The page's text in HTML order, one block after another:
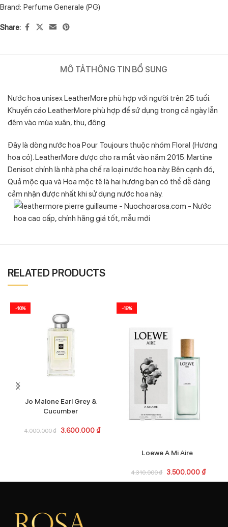
Brand: Perfume Generale (PG)
Share:
MÔ TẢTHÔNG TIN BỔ SUNG
Nước hoa unisex LeatherMore phù hợp với người trên 25 tuổi.
Khuyến cáo LeatherMore phù hợp để sử dụng trong cả ngày lẫn
đêm vào mùa xuân, thu, đông.
Đây là dòng nước hoa Pour Toujours thuộc nhóm Floral (Hương
hoa cỏ). LeatherMore được cho ra mắt vào năm 2015. Martine
Denisot chính là nhà pha chế ra loại nước hoa này. Bên cạnh đó,
Quả mộc qua và Hoa mộc tê là hai hương bạn có thể dễ dàng
cảm nhận được nhất khi sử dụng nước hoa này.
RELATED PRODUCTS
-10%
Jo Malone Earl Grey &
Cucumber
4.000.000₫ 3.600.000 ₫
-19%
Loewe A Mi Aire
4.310.000₫ 3.500.000 ₫